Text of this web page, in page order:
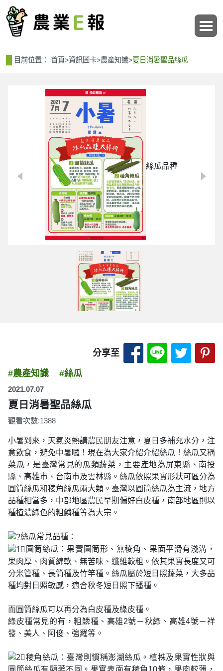
目前位置： 首頁>資訊圖卡>農產知識>夏日消暑聖品絲瓜
絲瓜品種
分享至 分享至 Facebook-
分享至分享
#農產知識 #絲瓜
2021.07.07
夏日消暑聖品絲瓜
觀看次數:1388
小暑到來，天氣炎熱請農民朋友注意，夏日多補充水分，注
意飲食，避免中暑囉！現在為大家介紹介紹絲瓜！絲瓜又稱
菜瓜，是臺灣常見的瓜類蔬菜，主要產地為屏東縣、南投
縣、高雄市、台南市及雲林縣。絲瓜依照果實形狀可區分為
圓筒絲瓜和稜角絲瓜兩大類。臺灣以圓筒絲瓜為主流，地方
品種相當多，中部地區農民早期偏好白皮種，南部地區則以
種植濃綠色的粗鱗種等為大宗。
絲瓜常見品種：
圓筒絲瓜：果實圓筒形、無稜角、果面平滑有淺溝，
果肉厚、肉質綿軟、無苦味、纖維較粗。依其果實長度又可
分米管種、長筒種及竹竿種。絲瓜屬於短日照蔬菜，大多品
種均對日照敏感，適合秋冬短日照下播種。
而圓筒絲瓜可以再分為白皮種及綠皮種。
綠皮種常見的有，粗鱗種、高雄2號－秋綠、高雄4號－祥
發、美人、阿俊、強羅等。
稜角絲瓜：臺灣則慣稱澎湖絲瓜。植株及果實性狀與